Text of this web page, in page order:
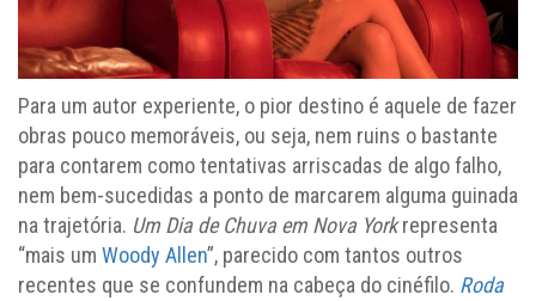
Para um autor experiente, o pior destino é aquele de fazer
obras pouco memoráveis, ou seja, nem ruins o bastante
para contarem como tentativas arriscadas de algo falho,
nem bem-sucedidas a ponto de marcarem alguma guinada
na trajetória. Um Dia de Chuva em Nova Yorkrepresenta
“mais um Woody Allen”, parecido com tantos outros
recentes que se confundem na cabeça do cinéfilo. Roda